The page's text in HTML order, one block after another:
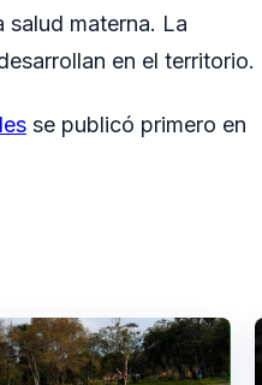
salud materna. La
en el territorio.
se publicó primero en